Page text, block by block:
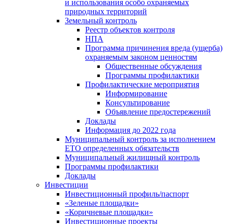
и использования особо охраняемых
природных территорий
Земельный контроль
Реестр объектов контроля
НПА
Программа причинения вреда (ущерба)
охраняемым законом ценностям
Общественные обсуждения
Программы профилактики
Профилактические мероприятия
Информирование
Консультирование
Объявление предостережений
Доклады
Информация до 2022 года
Муниципальный контроль за исполнением
ЕТО определенных обязательств
Муниципальный жилищный контроль
Программы профилактики
Доклады
Инвестиции
Инвестиционный профиль/паспорт
«Зеленые площадки»
«Коричневые площадки»
Инвестиционные проекты